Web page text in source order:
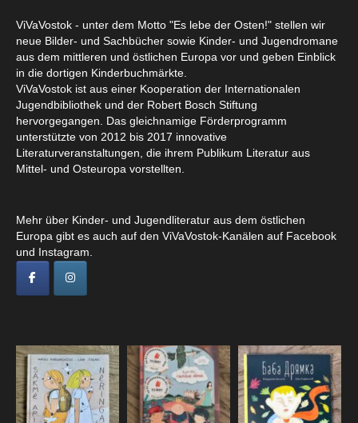
ViVaVostok - unter dem Motto "Es lebe der Osten!" stellen wir
neue Bilder- und Sachbücher sowie Kinder- und Jugendromane
aus dem mittleren und östlichen Europa vor und geben Einblick
in die dortigen Kinderbuchmärkte.
ViVaVostok ist aus einer Kooperation der Internationalen
Jugendbibliothek und der Robert Bosch Stiftung
hervorgegangen. Das gleichnamige Förderprogramm
unterstützte von 2012 bis 2017 innovative
Literaturveranstaltungen, die ihrem Publikum Literatur aus
Mittel- und Osteuropa vorstellten.
Mehr über Kinder- und Jugendliteratur aus dem östlichen
Europa gibt es auch auf den ViVaVostok-Kanälen auf Facebook
und Instagram.